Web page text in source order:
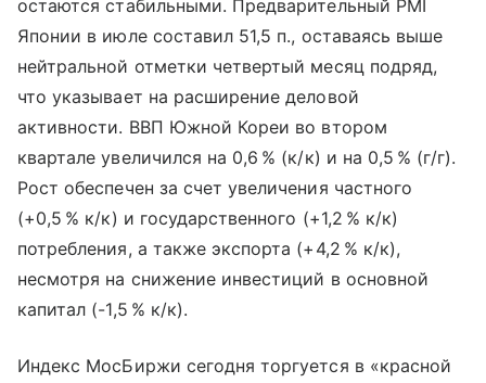
остаются стабильными. Предварительный PMI
Японии в июле составил 51,5 п., оставаясь выше
нейтральной отметки четвертый месяц подряд,
что указывает на расширение деловой
активности. ВВП Южной Кореи во втором
квартале увеличился на 0,6 % (к/к) и на 0,5 % (г/г).
Рост обеспечен за счет увеличения частного
(+0,5 % к/к) и государственного (+1,2 % к/к)
потребления, а также экспорта (+4,2 % к/к),
несмотря на снижение инвестиций в основной
капитал (-1,5 % к/к).
Индекс МосБиржи сегодня торгуется в «красной